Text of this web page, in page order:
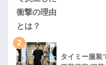
2
タイミー服装